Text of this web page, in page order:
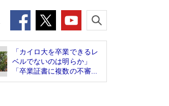
「カイロ大を卒業できるレ
ベルでないのは明らか」
「卒業証書に複数の不審...